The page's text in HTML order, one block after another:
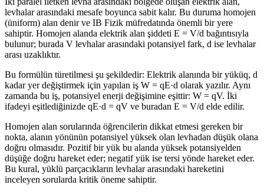
levhalar arasındaki mesafe boyunca sabit kalır. Bu duruma homojen
(üniform) alan denir ve IB Fizik müfredatında önemli bir yere
sahiptir. Homojen alanda elektrik alan şiddeti E = V/d bağıntısıyla
bulunur; burada V levhalar arasındaki potansiyel fark, d ise levhalar
arası uzaklıktır.
Bu formülün türetilmesi şu şekildedir: Elektrik alanında bir yüküq, d
kadar yer değiştirmek için yapılan iş W = qE·d olarak yazılır. Aynı
zamanda bu iş, potansiyel enerji değişimine eşittir: W = qV. İki
ifadeyi eşitlediğinizde qE·d = qV ve buradan E = V/d elde edilir.
Homojen alan sorularında öğrencilerin dikkat etmesi gereken bir
nokta, alanın yönünün potansiyel yüksek olan levhadan düşük olana
doğru olmasıdır. Pozitif bir yük bu alanda yüksek potansiyelden
düşüğe doğru hareket eder; negatif yük ise tersi yönde hareket eder.
Bu kural, yüklü parçacıkların levhalar arasındaki hareketini
inceleyen sorularda kritik öneme sahiptir.